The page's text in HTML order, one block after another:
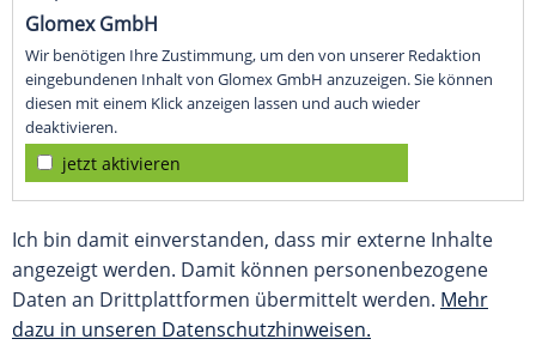
Glomex GmbH
Wir benötigen Ihre Zustimmung, um den von unserer Redaktion
eingebundenen Inhalt von Glomex GmbH anzuzeigen. Sie können
diesen mit einem Klick anzeigen lassen und auch wieder
deaktivieren.
jetzt aktivieren
Ich bin damit einverstanden, dass mir externe Inhalte
angezeigt werden. Damit können personenbezogene
Daten an Drittplattformen übermittelt werden. Mehr
dazu in unseren Datenschutzhinweisen.